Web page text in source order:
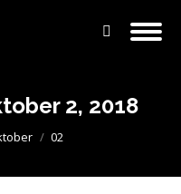
Search:
2, 2018
02